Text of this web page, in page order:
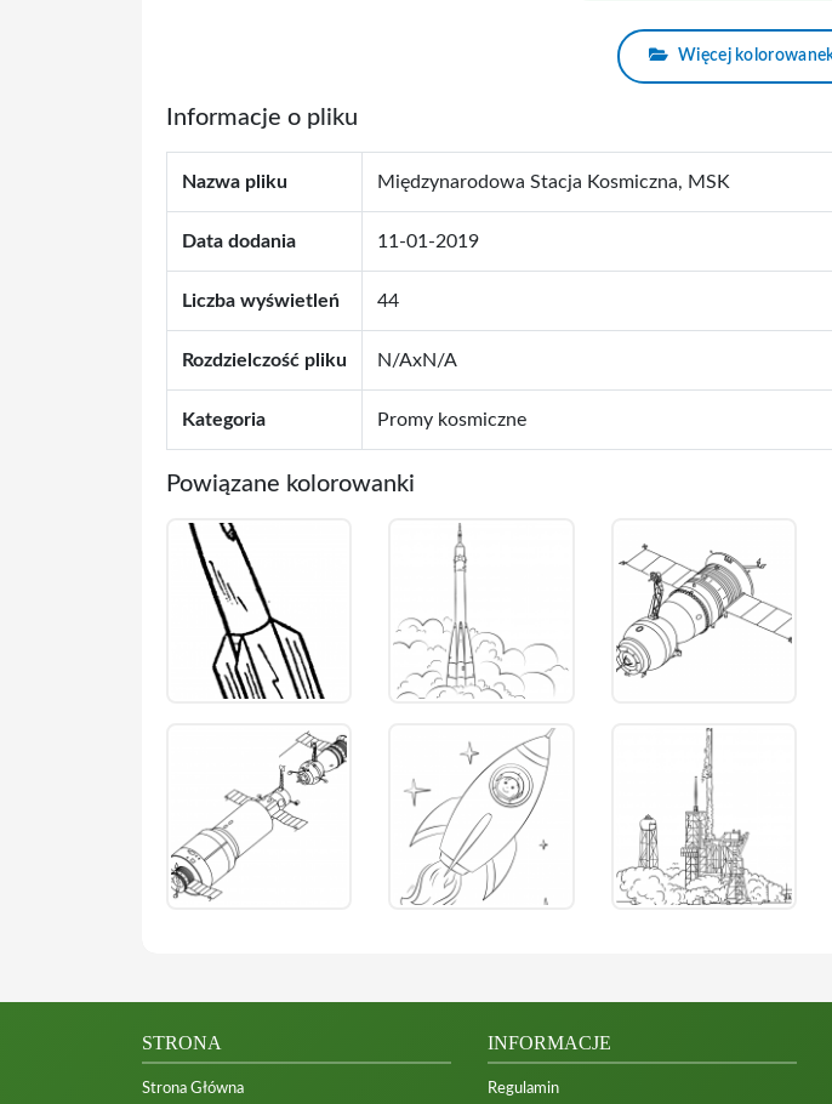
Więcej
Informacje o pliku
Nazwa pliku Międzynarodowa Stacja Kosmiczna, MSK
Data dodania 11-01-2019
Liczba wyświetleń 44
Rozdzielczość pliku N/AxN/A
Kategoria Promy kosmiczne
Powiązane kolorowanki
STRONA
Strona Główna
INFORMACJE
Regulamin